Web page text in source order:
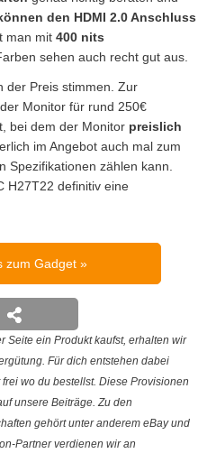
den HDMI 2.0 Anschluss
man mit 400 nits
sehen auch recht gut aus.
der Preis stimmen. Zur
Monitor für rund 250€
bei dem der Monitor preislich
im Angebot auch mal zum
Spezifikationen zählen kann.
H27T22 definitiv eine
zum Gadget
Seite ein Produkt kaufst, erhalten wir
Für dich entstehen dabei
wo du bestellst. Diese Provisionen
unsere Beiträge. Zu den
gehört unter anderem eBay und
Partner verdienen wir an